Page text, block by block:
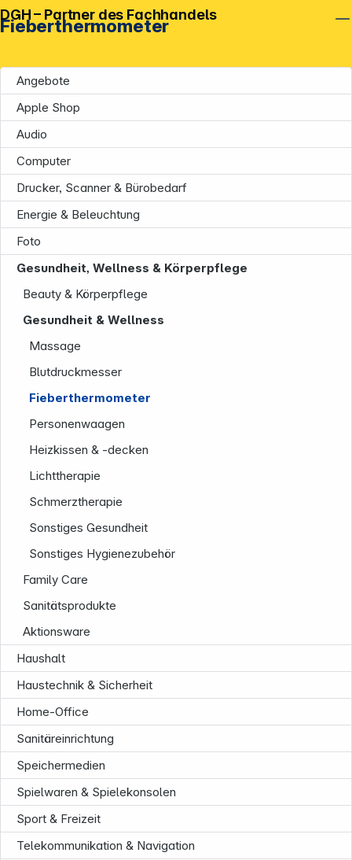
Fieberthermometer
Angebote
Apple Shop
Audio
Computer
Drucker, Scanner & Bürobedarf
Energie & Beleuchtung
Foto
Gesundheit, Wellness & Körperpflege
Beauty & Körperpflege
Gesundheit & Wellness
Massage
Blutdruckmesser
Fieberthermometer
Personenwaagen
Heizkissen & -decken
Lichttherapie
Schmerztherapie
Sonstiges Gesundheit
Sonstiges Hygienezubehör
Family Care
Sanitätsprodukte
Aktionsware
Haushalt
Haustechnik & Sicherheit
Home-Office
Sanitäreinrichtung
Speichermedien
Spielwaren & Spielekonsolen
Sport & Freizeit
Telekommunikation & Navigation
DGH – Partner des Fachhandels
Unternehmen
Informationen
Service